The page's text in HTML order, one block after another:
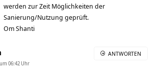
werden zur Zeit Möglichkeiten der
Sanierung/Nutzung geprüft.
Om Shanti
06:42 Uhr
ANTWORTEN